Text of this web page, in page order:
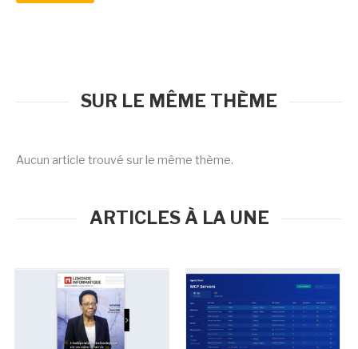
SUR LE MÊME THÈME
Aucun article trouvé sur le même thème.
ARTICLES À LA UNE